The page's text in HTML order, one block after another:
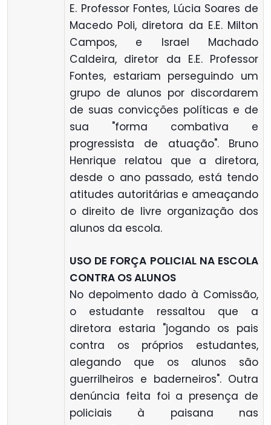
E. Professor Fontes, Lúcia Soares de
Macedo Poli, diretora da E.E. Milton
Campos, e Israel Machado
Caldeira, diretor da E.E. Professor
Fontes, estariam perseguindo um
grupo de alunos por discordarem
de suas convicções políticas e de
sua "forma combativa e
progressista de atuação". Bruno
Henrique relatou que a diretora,
desde o ano passado, está tendo
atitudes autoritárias e ameaçando
o direito de livre organização dos
alunos da escola.
USO DE FORÇA POLICIAL NA ESCOLA
CONTRA OS ALUNOS
No depoimento dado à Comissão,
o estudante ressaltou que a
diretora estaria "jogando os pais
contra os próprios estudantes,
alegando que os alunos são
guerrilheiros e baderneiros". Outra
denúncia feita foi a presença de
policiais à paisana nas